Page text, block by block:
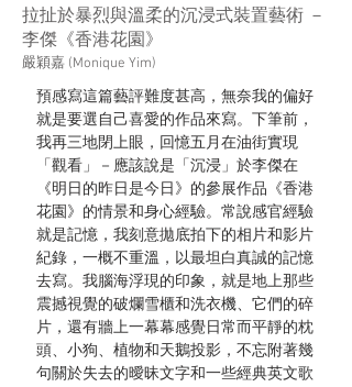
拉扯於暴烈與溫柔的沉浸式裝置藝術 －
李傑《香港花園》
嚴穎嘉 (Monique Yim)
預感寫這篇藝評難度甚高，無奈我的偏好
就是要選自己喜愛的作品來寫。下筆前，
我再三地閉上眼，回憶五月在油街實現
「觀看」－應該說是「沉浸」於李傑在
《明日的昨日是今日》的參展作品《香港
花園》的情景和身心經驗。常說感官經驗
就是記憶，我刻意拋底拍下的相片和影片
紀錄，一概不重溫，以最坦白真誠的記憶
去寫。我腦海浮現的印象，就是地上那些
震撼視覺的破爛雪櫃和洗衣機、它們的碎
片，還有牆上一幕幕感覺日常而平靜的枕
頭、小狗、植物和天鵝投影，不忘附著幾
句關於失去的曖昧文字和一些經典英文歌